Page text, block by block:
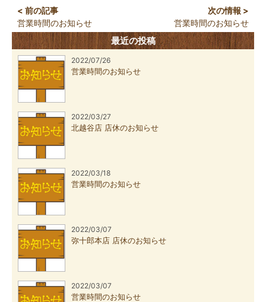
営業時間のお知らせ 営業時間のお知らせ
最近の投稿
2022/07/26
営業時間のお知らせ
2022/03/27
北越谷店 店休のお知らせ
2022/03/18
営業時間のお知らせ
2022/03/07
弥十郎本店 店休のお知らせ
2022/03/07
営業時間のお知らせ